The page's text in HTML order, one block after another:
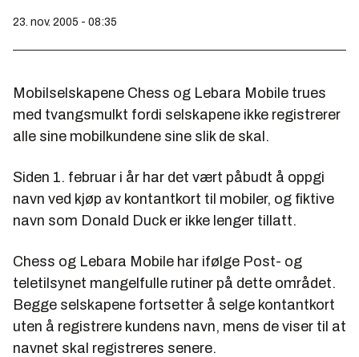
23. nov. 2005 - 08:35
Mobilselskapene Chess og Lebara Mobile trues
med tvangsmulkt fordi selskapene ikke registrerer
alle sine mobilkundene sine slik de skal.
Siden 1. februar i år har det vært påbudt å oppgi
navn ved kjøp av kontantkort til mobiler, og fiktive
navn som Donald Duck er ikke lenger tillatt.
Chess og Lebara Mobile har ifølge Post- og
teletilsynet mangelfulle rutiner på dette området.
Begge selskapene fortsetter å selge kontantkort
uten å registrere kundens navn, mens de viser til at
navnet skal registreres senere.